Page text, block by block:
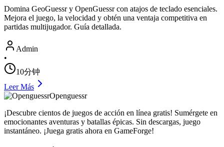
Domina GeoGuessr y OpenGuessr con atajos de teclado esenciales.
Mejora el juego, la velocidad y obtén una ventaja competitiva en
partidas multijugador. Guía detallada.
Admin
•
10分钟
Leer Más
Openguessr
¡Descubre cientos de juegos de acción en línea gratis! Sumérgete en
emocionantes aventuras y batallas épicas. Sin descargas, juego
instantáneo. ¡Juega gratis ahora en GameForge!